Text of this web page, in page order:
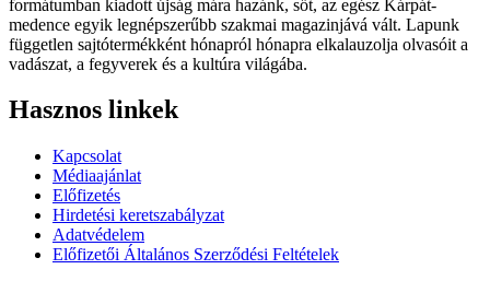
formátumban kiadott újság mára hazánk, sőt, az egész Kárpát-
medence egyik legnépszerűbb szakmai magazinjává vált. Lapunk
független sajtótermékként hónapról hónapra elkalauzolja olvasóit a
vadászat, a fegyverek és a kultúra világába.
Hasznos linkek
Kapcsolat
Médiaajánlat
Előfizetés
Hirdetési keretszabályzat
Adatvédelem
Előfizetői Általános Szerződési Feltételek